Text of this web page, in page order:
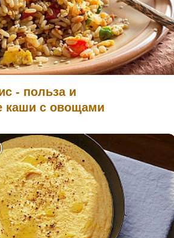
- польза и
каши с овощами